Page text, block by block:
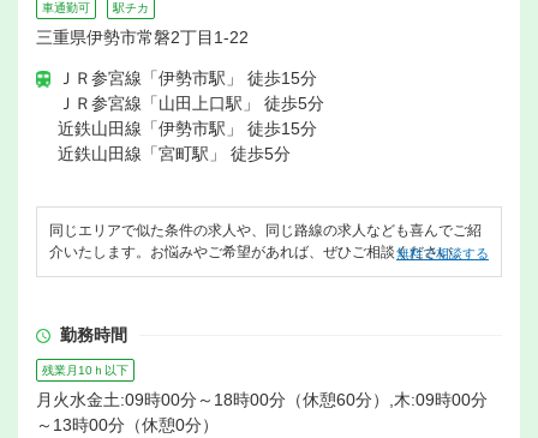
車通勤可 駅チカ
三重県伊勢市常磐2丁目1-22
ＪＲ参宮線「伊勢市駅」 徒歩15分
ＪＲ参宮線「山田上口駅」 徒歩5分
近鉄山田線「伊勢市駅」 徒歩15分
近鉄山田線「宮町駅」 徒歩5分
同じエリアで似た条件の求人や、同じ路線の求人なども喜んでご紹
介いたします。お悩みやご希望があれば、ぜひご相談ください。
無料で相談する
勤務時間
残業月10ｈ以下
月火水金土:09時00分～18時00分（休憩60分）,木:09時00分
～13時00分（休憩0分）